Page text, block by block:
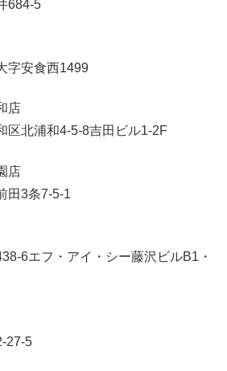
684-5
字安食西1499
店
区北浦和4-5-8吉田ビル1-2F
店
田3条7-5-1
6エフ・アイ・シー藤沢ビルB1・
27-5